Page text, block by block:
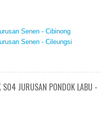
Senen - Cibinong
Senen - Cileungsi
S04 JURUSAN PONDOK LABU -